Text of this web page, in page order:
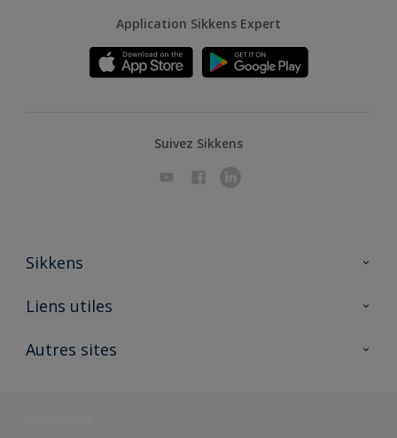
Application Sikkens Expert
Suivez Sikkens
Sikkens
A propos de Sikkens
Liens utiles
Ouvrir un magasin PASS
Autres sites